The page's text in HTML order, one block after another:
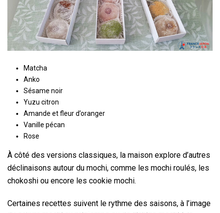
Matcha
Anko
Sésame noir
Yuzu citron
Amande et fleur d’oranger
Vanille pécan
Rose
À côté des versions classiques, la maison explore d’autres
déclinaisons autour du mochi, comme les mochi roulés, les
chokoshi ou encore les cookie mochi.
Certaines recettes suivent le rythme des saisons, à l’image